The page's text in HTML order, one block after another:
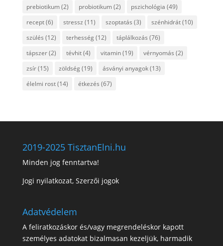
prebiotikum(2) probiotikum(2) pszichológia (49)
recept(6) stressz (11) szoptatás (3) szénhidrát(10)
szülés (12) terhesség(12) táplálkozás (76)
tápszer(2) tévhit(4) vitamin(19) vérnyomás (2)
zsír(15) zöldség(19) ásványi anyagok(13)
élelmi rost(14) étkezés (67)
2019-2025 TisztanElni.hu
Minden jog fenntartva!
Jogi nyilatkozat, Szerzői jogok
Adatvédelem
A feliratkozáskor és/vagy megrendeléskor kapott
személyes adatokat bizalmasan kezeljük, harmadik